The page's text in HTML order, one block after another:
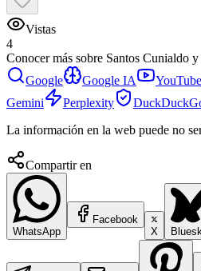
Vistas
4
Conocer más sobre Santos Cunialdo
Google
Google IA YouTube
Gemini
Perplexity
La información en la web puede no
Compartir en
WhatsApp
Facebook
X